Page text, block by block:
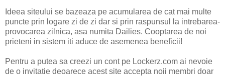
Ideea siteului se bazeaza pe acumularea de cat mai multe
puncte prin logare zi de zi dar si prin raspunsul la intrebarea-
provocarea zilnica, asa numita Dailies. Cooptarea de noi
prieteni in sistem iti aduce de asemenea beneficii!
Pentru a putea sa creezi un cont pe Lockerz.com ai nevoie
de o invitatie deoarece acest site accepta noii membri doar